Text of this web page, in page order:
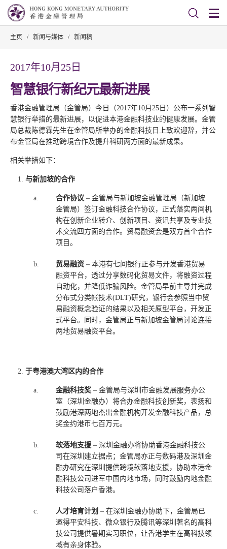
主页 / 新闻与媒体 / 新闻稿
2017年10月25日
智慧银行新纪元最新进展
香港金融管理局（金管局）今日（2017年10月25日）公布一系列智
慧银行举措的最新进展，以促进本港金融科技业的健康发展。金管
局总裁陈德霖先生在金管局所举办的金融科技日上致欢迎辞，并公
布金管局在推动跨境合作及提升科研两方面的最新成果。
相关举措如下：
与新加坡的合作
a. 合作协议 – 金管局与新加坡金融管理局（新加坡
金管局）签订金融科技合作协议，正式落实两间机
构在创新企业转介、创新项目、资讯共享及专业技
术交流四方面的合作。贸易融资会是双方首个合作
项目。
b. 贸易融资 – 本港有七间银行正参与开发香港贸易
融资平台，透过分享数码化贸易文件，将融资过程
自动化，并降低诈骗风险。金管局早前主导并完成
分布式分类帐技术(DLT)研究，银行会参照当中贸
易融资概念验证的结果以及相关原型平台，开发正
式平台。同时，金管局正与新加坡金管局讨论连接
两地贸易融资平台。
于粤港澳大湾区内的合作
a. 金融科技奖 – 金管局与深圳市金融发展服务办公
室（深圳金融办）将合办金融科技创新奖，表扬和
鼓励港深两地杰出金融机构开发金融科技产品，总
奖金约港币七百万元。
b. 软落地支援 – 深圳金融办将协助香港金融科技公
司在深圳建立据点；金管局亦正与数码港及深圳金
融办研究在深圳提供跨境软落地支援，协助本港金
融科技公司进军中国内地市场，同时鼓励内地金融
科技公司落户香港。
c. 人才培育计划 – 在深圳金融办协助下，金管局已
邀得平安科技、微众银行及腾讯等深圳著名的高科
技公司提供暑期实习职位，让香港学生在高科技领
域有亲身体验。